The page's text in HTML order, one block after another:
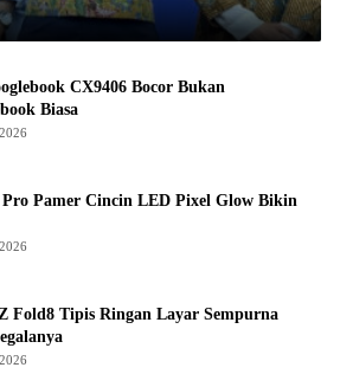
CX9406 Bocor Bukan
Biasa
Pro Pamer Cincin LED Pixel Glow Bikin
Fold8 Tipis Ringan Layar Sempurna